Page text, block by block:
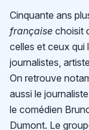
Cinquante ans
française choisit
celles et ceux qui
journalistes,
On retrouve
aussi le
le comédien
Dumont. Le